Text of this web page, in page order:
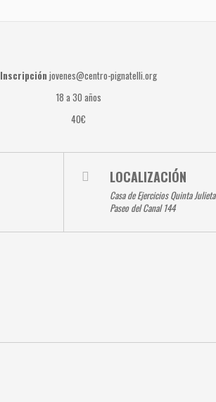
Inscripción jovenes@centro-pignatelli.org
18 a 30 años
40€
LOCALIZACIÓN
Casa de Ejercicios Quinta Julieta
Paseo del Canal 144